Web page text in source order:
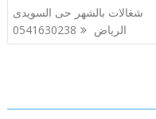
شغالات بالشهر حى السويدى
الرياض 0541630238